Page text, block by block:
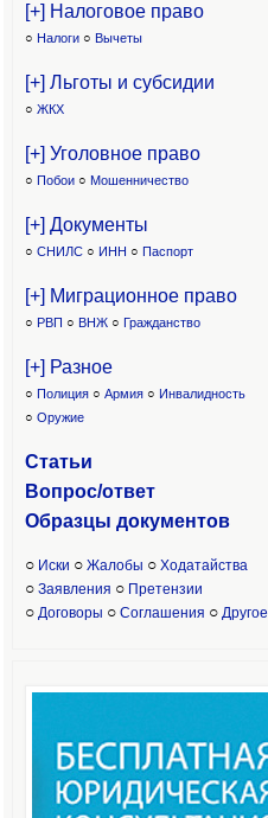
[+] Налоговое право
○ Налоги ○ Вычеты
[+] Льготы и субсидии
○ ЖКХ
[+] Уголовное право
○ Побои ○ Мошенничество
[+] Документы
○ СНИЛС ○ ИНН ○ Паспорт
[+] Миграционное право
○ РВП ○ ВНЖ ○ Гражданство
[+] Разное
○ Полиция ○ Армия ○ Инвалидность
○ Оружие
Статьи
Вопрос/ответ
Образцы документов
○ Иски ○ Жалобы ○ Ходатайства
○ Заявления ○ Претензии
○ Договоры ○ Соглашения ○ Другое